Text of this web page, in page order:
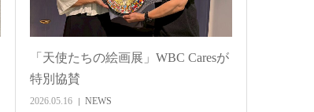
「天使たちの絵画展」WBC Caresが
特別協賛
2026.05.16 NEWS